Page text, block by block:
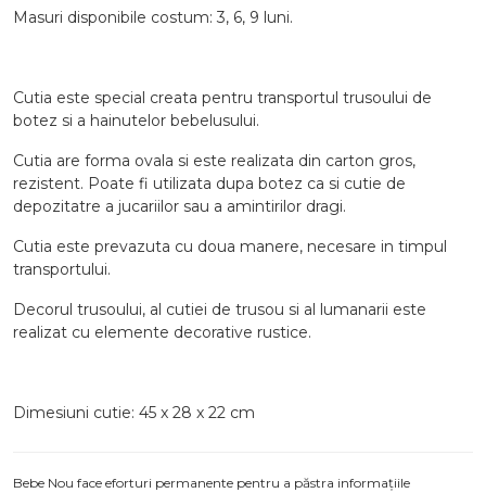
Masuri disponibile costum: 3, 6, 9 luni.
Cutia este special creata pentru transportul trusoului de
botez si a hainutelor bebelusului.
Cutia are forma ovala si este realizata din carton gros,
rezistent. Poate fi utilizata dupa botez ca si cutie de
depozitatre a jucariilor sau a amintirilor dragi.
Cutia este prevazuta cu doua manere, necesare in timpul
transportului.
Decorul trusoului, al cutiei de trusou si al lumanarii este
realizat cu elemente decorative rustice.
Dimesiuni cutie: 45 x 28 x 22 cm
Bebe Nou face eforturi permanente pentru a păstra informațiile